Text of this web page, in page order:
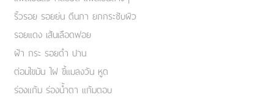
ริ้วรอย รอยย่น ตีนกา ยกกระชับผิว
รอยแดง เส้นเลือดฟอย
ฝ้า กระ รอยดำ ปาน
ต่อมไขมัน ไฝ ขี้แมลงวัน หูด
ร่องแก้ม ร่องน้ำตา แก้มตอบ